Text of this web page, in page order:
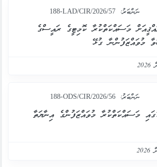
ނަންބަރު: 188-LAD/CIR/2026/57
މަސައްކަތްކުރާ ކޮމިޓީގެ ރައީސްގެ
މުވައްޒަފުންނާ ގުޅޭ
ނަންބަރު: 188-ODS/CIR/2026/56
މަސައްކަތްކުރާ މުވައްޒަފުންގެ އިނާޔަތާ